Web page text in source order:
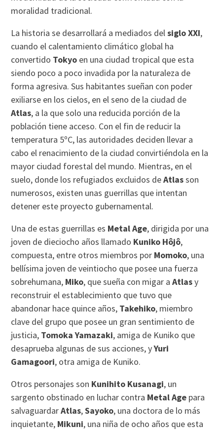
moralidad tradicional.
La historia se desarrollará a mediados delsiglo XXI,
cuando el calentamiento climático global ha
convertido Tokyo en una ciudad tropical que esta
siendo poco a poco invadida por la naturaleza de
forma agresiva. Sus habitantes sueñan con poder
exiliarse en los cielos, en el seno de la ciudad de
Atlas, a la que solo una reducida porción de la
población tiene acceso. Con el fin de reducir la
temperatura 5ºC, las autoridades deciden llevar a
cabo el renacimiento de la ciudad convirtiéndola en la
mayor ciudad forestal del mundo. Mientras, en el
suelo, donde los refugiados excluidos deAtlasson
numerosos, existen unas guerrillas que intentan
detener este proyecto gubernamental.
Una de estas guerrillas es Metal Age, dirigida por una
joven de dieciocho años llamado Kuniko Hôjô,
compuesta, entre otros miembros por Momoko, una
bellísima joven de veintiocho que posee una fuerza
sobrehumana, Miko, que sueña con migar aAtlasy
reconstruir el establecimiento que tuvo que
abandonar hace quince años, Takehiko, miembro
clave del grupo que posee un gran sentimiento de
justicia, Tomoka Yamazaki, amiga de Kuniko que
desaprueba algunas de sus acciones, yYuri
Gamagoori, otra amiga de Kuniko.
Otros personajes son Kunihito Kusanagi, un
sargento obstinado en luchar contra Metal Age para
salvaguardarAtlas,Sayoko, una doctora de lo más
inquietante, Mikuni, una niña de ocho años que esta